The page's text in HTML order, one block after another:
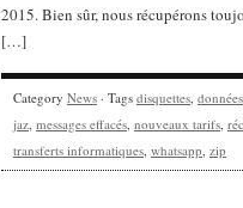
2015. Bien sûr, nous récupérons
[…]
Category News · Tags disquettes, données
jaz, messages effacés, nouveaux tarifs,
transferts informatiques, whatsapp, zip